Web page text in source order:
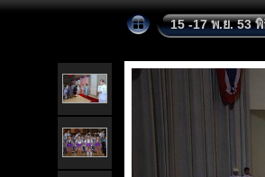
15 -17 พ.ย. 53